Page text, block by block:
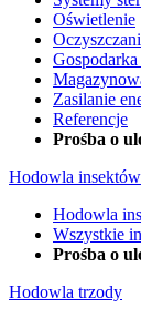
Oświetlenie
Zasilanie
Referencje
Prośba o
Hodowla insektów
Hodowla
Wszystkie
Prośba o
Hodowla trzody